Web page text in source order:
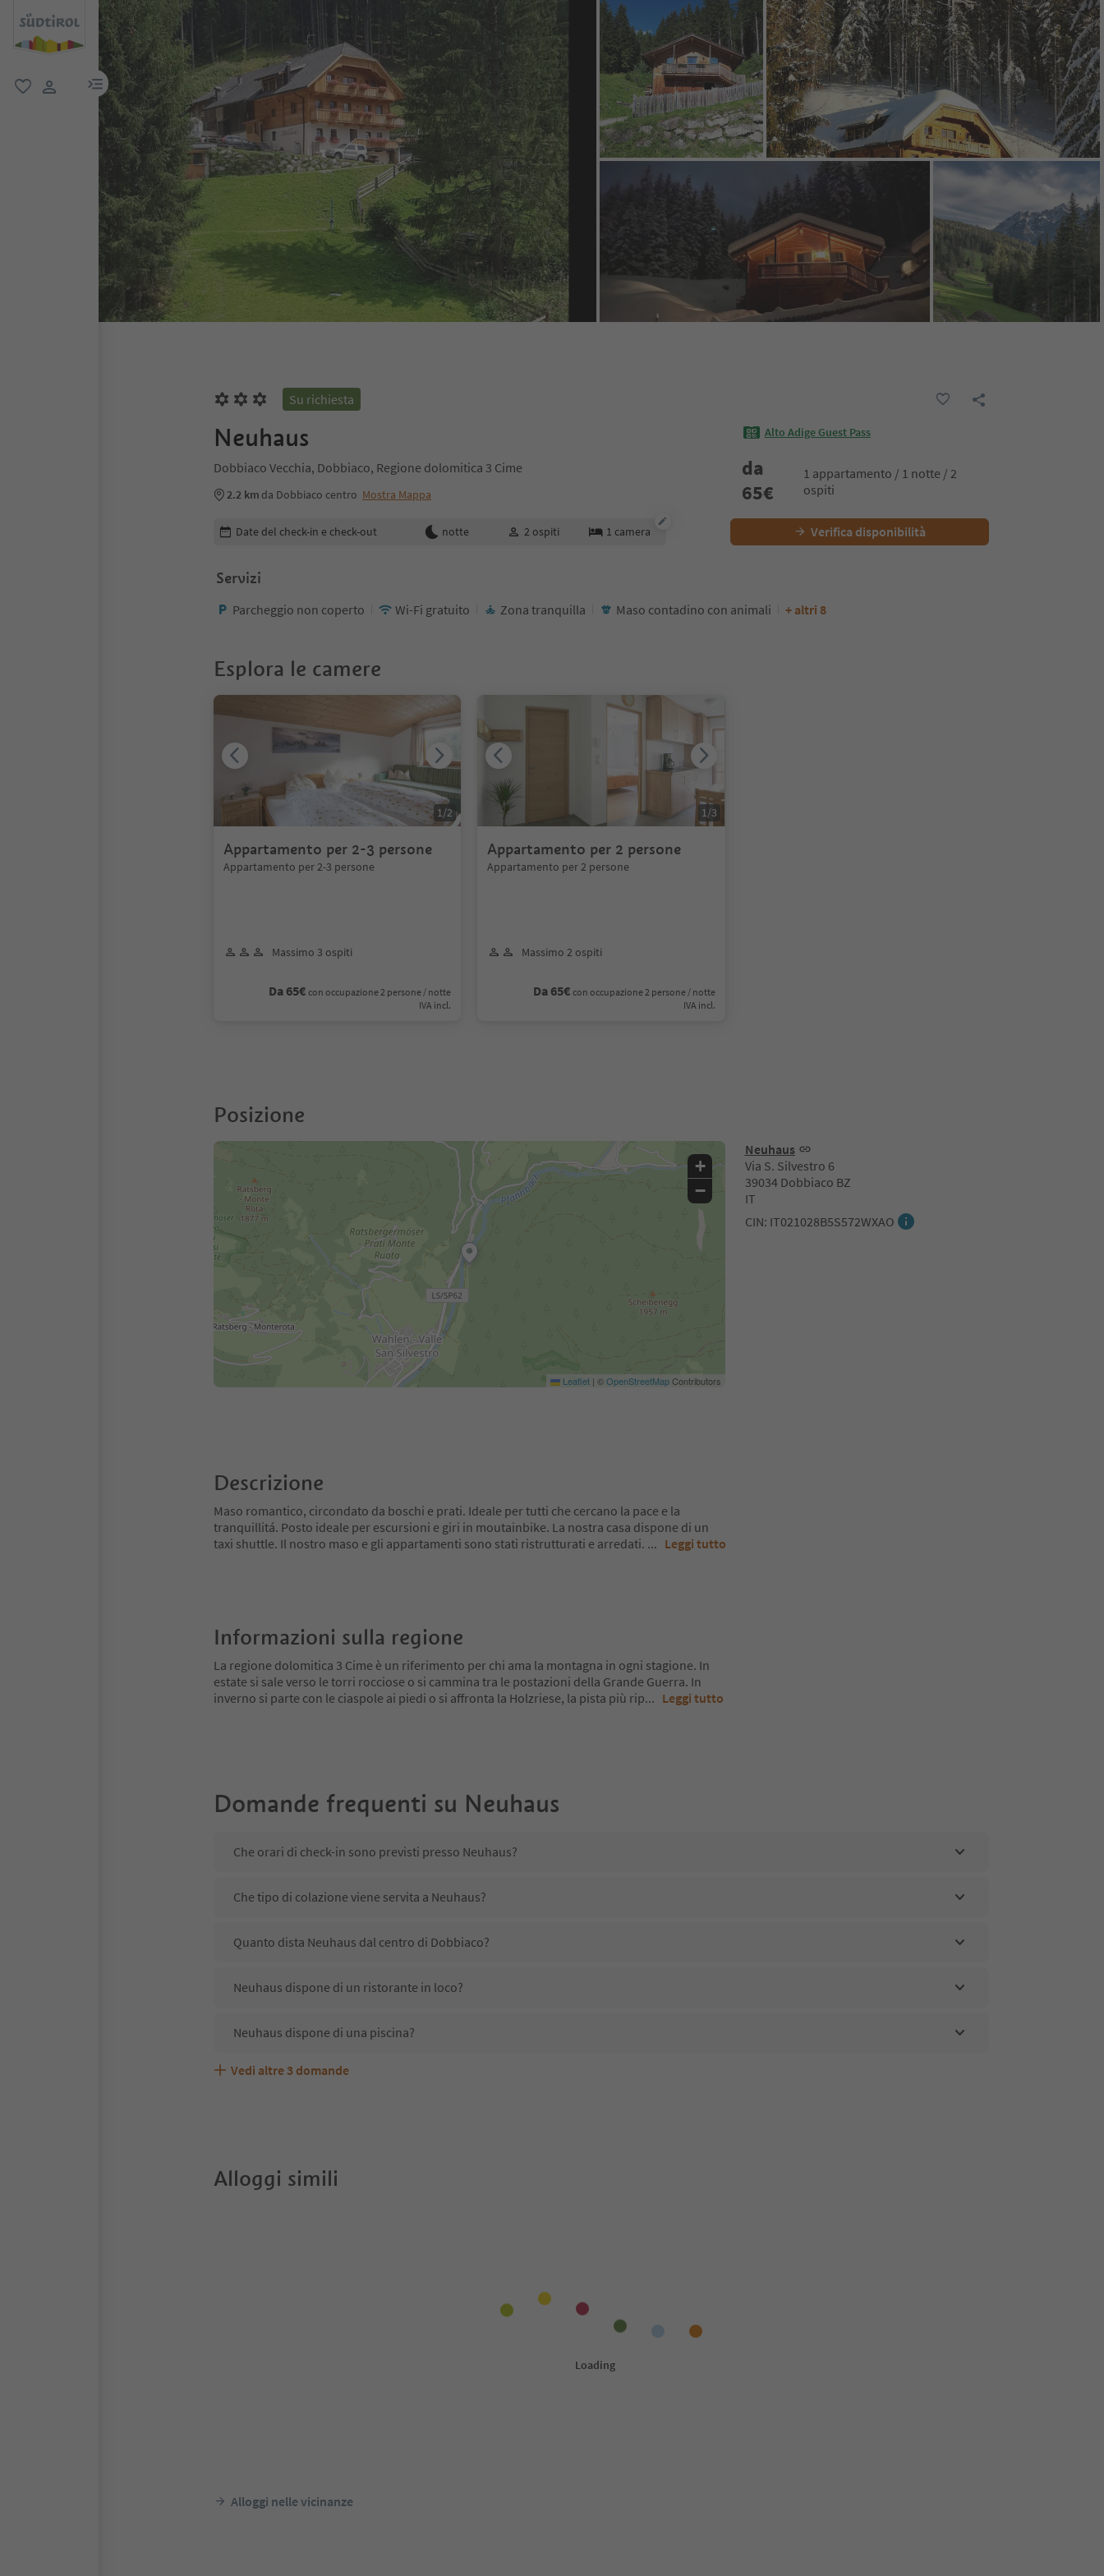
menu link
Su richiesta
Neuhaus
Dobbiaco Vecchia, Dobbiaco, Regione dolomitica 3 Cime
2.2 km da Dobbiaco centro Mostra Mappa
Alto Adige Guest Pass
da
65€
1 appartamento / 1 notte / 2
ospiti
Modifica i dettagli della prenotazione
Date del check-in e check-out notte 2 ospiti 1 camera Verifica disponibilità
Servizi
Parcheggio non coperto Wi-Fi gratuito Zona tranquilla Maso contadino con animali + altri 8
Esplora le camere
Appartamento per 2-3 persone
Appartamento per 2-3 persone
Massimo 3 ospiti
Da 65€ con occupazione 2 persone / notte
IVA incl.
1 /2
Appartamento per 2 persone
Appartamento per 2 persone
Massimo 2 ospiti
Da 65€ con occupazione 2 persone / notte
IVA incl.
1 /3
Posizione
Neuhaus
Via S. Silvestro 6
39034 Dobbiaco BZ
IT
CIN: IT021028B5S572WXAO
+
−
Leaflet | ©OpenStreetMapContributors
Descrizione
Maso romantico, circondato da boschi e prati. Ideale per tutti che cercano la pace e la
tranquillitá. Posto ideale per escursioni e giri in moutainbike. La nostra casa dispone di un
taxi shuttle. Il nostro maso e gli appartamenti sono stati ristrutturati e arredati. ... Leggi tutto
Informazioni sulla regione
La regione dolomitica 3 Cime è un riferimento per chi ama la montagna in ogni stagione. In
estate si sale verso le torri rocciose o si cammina tra le postazioni della Grande Guerra. In
inverno si parte con le ciaspole ai piedi o si affronta la Holzriese, la pista più rip... Leggi tutto
Domande frequenti su Neuhaus
Che orari di check-in sono previsti presso Neuhaus?
Che tipo di colazione viene servita a Neuhaus?
Quanto dista Neuhaus dal centro di Dobbiaco?
Neuhaus dispone di un ristorante in loco?
Neuhaus dispone di una piscina?
Neuhaus accetta animali domestici?
Quali servizi/attività sono disponibili presso Neuhaus?
Gli ospiti di Neuhaus ricevono l'Alto Adige Guest Pass?
Vedi altre 3 domande
Alloggi simili
Alloggi nelle vicinanze